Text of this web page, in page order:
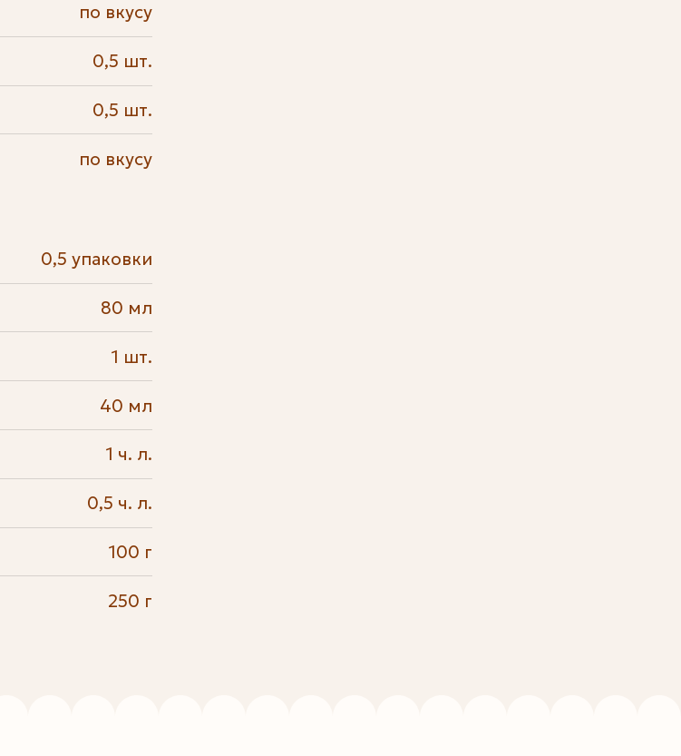
по вкусу
0,5 шт.
0,5 шт.
по вкусу
0,5 упаковки
80 мл
1 шт.
40 мл
1 ч. л.
0,5 ч. л.
100 г
250 г